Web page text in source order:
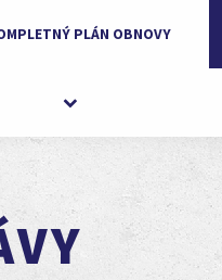
PLÁN OBNOVY